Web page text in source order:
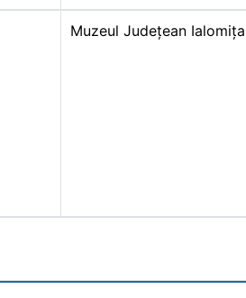
Muzeul Județean Ialomița